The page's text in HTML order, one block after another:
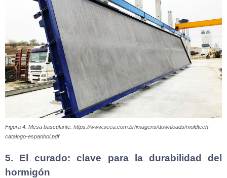
Figura 4. Mesa basculante. https://www.seea.com.br/imagens/downloads/moldtech-
catalogo-espanhol.pdf
5. El curado: clave para la durabilidad del
hormigón